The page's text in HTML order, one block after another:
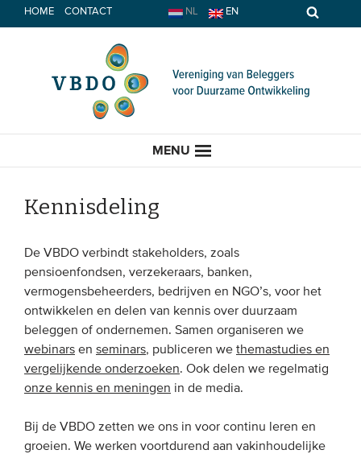
Spring
naar
HOME CONTACT NL EN
MENU
ACTUEEL
Nieuws
Opinie
Kennisdeling
De VBDO verbindt stakeholders, zoals
pensioenfondsen, verzekeraars, banken,
vermogensbeheerders, bedrijven en NGO’s, voor het
ontwikkelen en delen van kennis over duurzaam
beleggen of ondernemen. Samen organiseren we
webinars en seminars, publiceren we themastudies en
vergelijkende onderzoeken. Ook delen we regelmatig
onze kennis en meningen in de media.
Bij de VBDO zetten we ons in voor continu leren en
groeien. We werken voortdurend aan vakinhoudelijke